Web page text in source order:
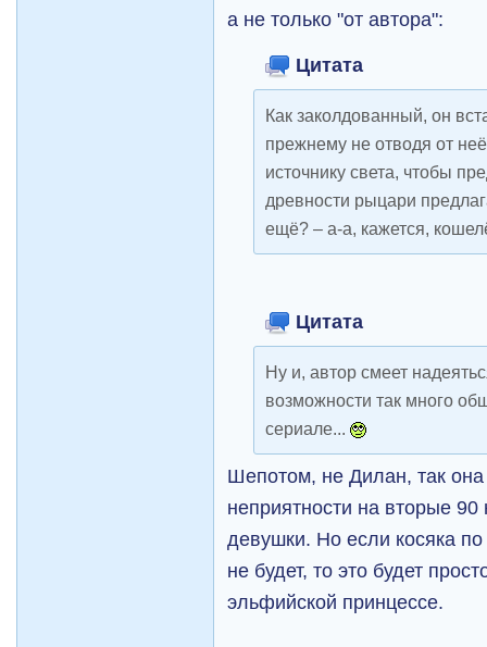
а не только "от автора":
Цитата
Как заколдованный, он
прежнему не отводя от
источнику света, чтобы
древности рыцари
ещё? – а-а, кажется,
Цитата
Ну и, автор смеет
возможности так много
сериале...
Шепотом, не Дилан, так
неприятности на вторые
девушки. Но если косяка
не будет, то это будет
эльфийской принцессе.